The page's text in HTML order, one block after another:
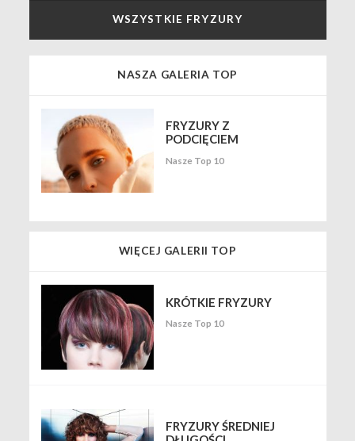
WSZYSTKIE FRYZURY
NASZA GALERIA TOP
FRYZURY Z
PODCIĘCIEM
Nasze Top 10
WIĘCEJ GALERII TOP
KRÓTKIE FRYZURY
Nasze Top 10
FRYZURY ŚREDNIEJ